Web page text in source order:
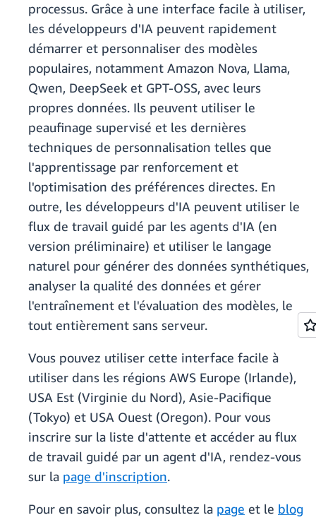
processus. Grâce à une interface facile à utiliser,
les développeurs d'IA peuvent rapidement
démarrer et personnaliser des modèles
populaires, notamment Amazon Nova, Llama,
Qwen, DeepSeek et GPT-OSS, avec leurs
propres données. Ils peuvent utiliser le
peaufinage supervisé et les dernières
techniques de personnalisation telles que
l'apprentissage par renforcement et
l'optimisation des préférences directes. En
outre, les développeurs d'IA peuvent utiliser le
flux de travail guidé par les agents d'IA (en
version préliminaire) et utiliser le langage
naturel pour générer des données synthétiques,
analyser la qualité des données et gérer
l'entraînement et l'évaluation des modèles, le
tout entièrement sans serveur.
Vous pouvez utiliser cette interface facile à
utiliser dans les régions AWS Europe (Irlande),
USA Est (Virginie du Nord), Asie-Pacifique
(Tokyo) et USA Ouest (Oregon). Pour vous
inscrire sur la liste d'attente et accéder au flux
de travail guidé par un agent d'IA, rendez-vous
sur la page d'inscription.
Pour en savoir plus, consultez la page et le blog